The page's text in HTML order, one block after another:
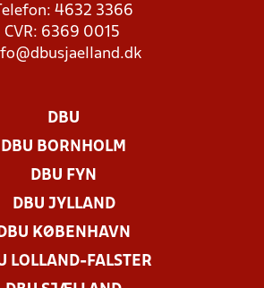
Telefon: 4632 3366
CVR: 6369 0015
DBU
DBU BORNHOLM
DBU FYN
DBU JYLLAND
DBU KØBENHAVN
LOLLAND-FALSTER